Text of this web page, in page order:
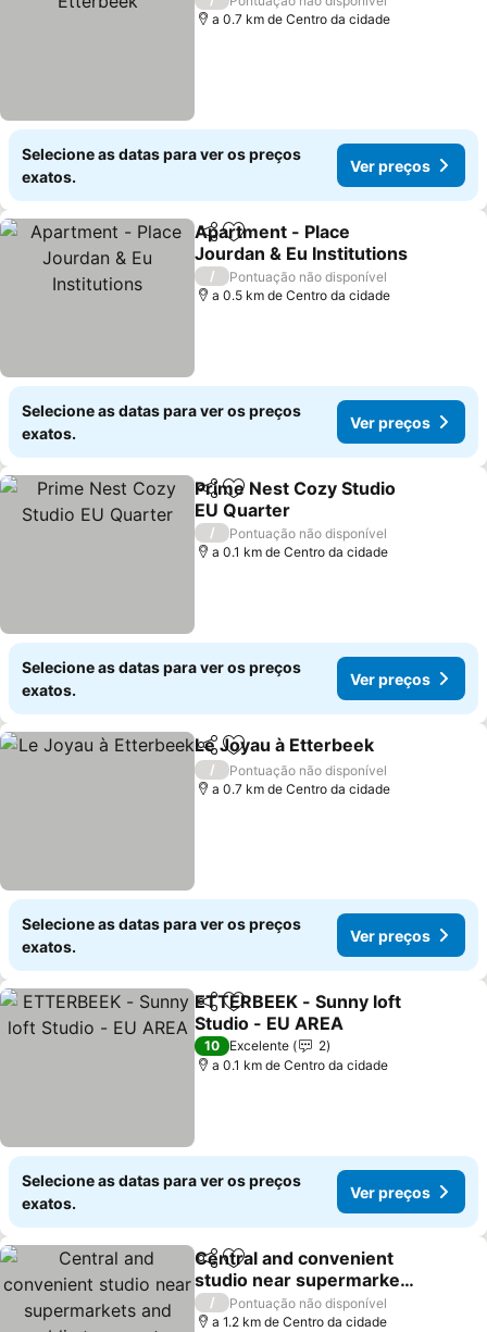
a 0.7 km de Centro da cidade
Selecione as datas para ver os preços
exatos.
Ver preços
PartilharAdicionar aos favoritos
Apartment - Place
Jourdan & Eu Institutions
Ver preços
/
Pontuação não disponível
a 0.5 km de Centro da cidade
Selecione as datas para ver os preços
exatos.
Ver preços
PartilharAdicionar aos favoritos
Prime Nest Cozy Studio
EU Quarter
Ver preços
/
Pontuação não disponível
a 0.1 km de Centro da cidade
Selecione as datas para ver os preços
exatos.
Ver preços
PartilharAdicionar aos favoritos
Le Joyau à Etterbeek
/
Pontuação não disponível
a 0.7 km de Centro da cidade
Selecione as datas para ver os preços
exatos.
Ver preços
PartilharAdicionar aos favoritos
ETTERBEEK - Sunny loft
Studio - EU AREA
Ver preços
10 Excelente
2
a 0.1 km de Centro da cidade
Selecione as datas para ver os preços
exatos.
Ver preços
PartilharAdicionar aos favoritos
Central and convenient
studio near supermarkets
and public transports
Ver preços
/
Pontuação não disponível
a 1.2 km de Centro da cidade